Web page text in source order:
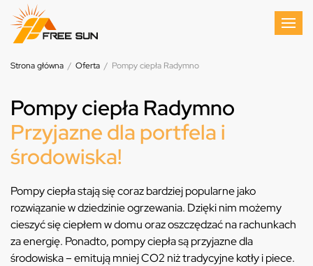
Strona główna / Oferta / Pompy ciepła Radymno
Pompy ciepła Radymno
Przyjazne dla portfela i
środowiska!
Pompy ciepła stają się coraz bardziej popularne jako
rozwiązanie w dziedzinie ogrzewania. Dzięki nim możemy
cieszyć się ciepłem w domu oraz oszczędzać na rachunkach
za energię. Ponadto, pompy ciepła są przyjazne dla
środowiska – emitują mniej CO2 niż tradycyjne kotły i piece.